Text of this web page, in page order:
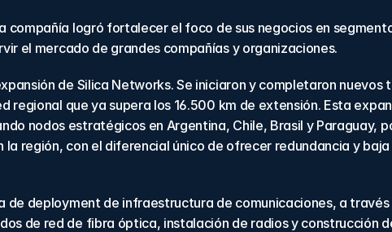
logró fortalecer el foco de sus negocios en
el mercado de grandes compañías y organizaciones.
de Silica Networks. Se iniciaron y completaron nuevos
que ya supera los 16.500 km de extensión. Esta
nodos estratégicos en Argentina, Chile, Brasil y Paraguay,
región, con el diferencial único de ofrecer redundancia y
deployment de infraestructura de comunicaciones, a
de red de fibra óptica, instalación de radios y construcción